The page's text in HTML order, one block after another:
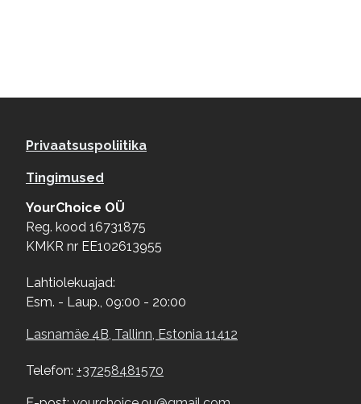
Footer menu
Privaatsuspoliitika
Tingimused
YourChoice OÜ
Reg. kood 16731875
KMKR nr EE102613955
Lahtiolekuajad:
Esm. - Laup., 09:00 - 20:00
Lasnamäe 4B, Tallinn, Estonia 11412
Telefon: +37258481570